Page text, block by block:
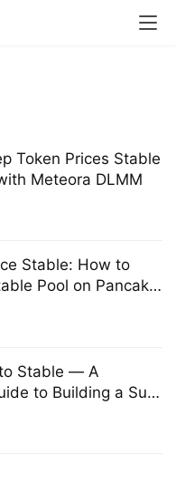
Token Prices Stable
Meteora DLMM
Stable: How to
Pool on Pancake
Stable — A
to Building a Sui